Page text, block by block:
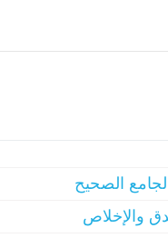
الصحيح
والإخلاص